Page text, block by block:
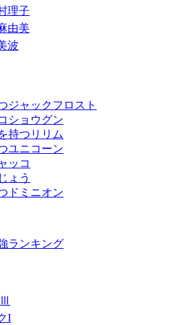
理子
由美
波
ジャックフロスト
ショウグン
持つリリム
ユニコーン
ッコ
ょう
ドミニオン
ランキング
I